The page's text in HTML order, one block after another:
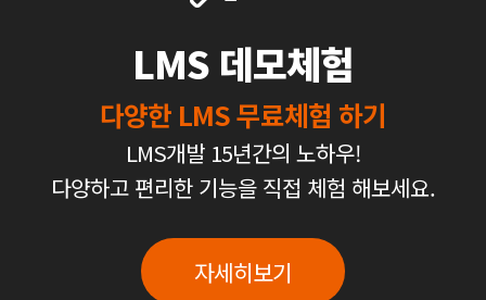
LMS 데모체험
다양한 LMS 무료체험 하기
LMS개발 15년간의 노하우!
다양하고 편리한 기능을 직접 체험 해보세요.
자세히보기